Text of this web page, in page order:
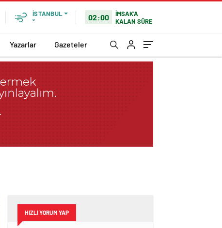
İSTANBUL
°
02:00
İMSAK'A
KALAN SÜRE
Yazarlar Gazeteler
HIZLI YORUM YAP